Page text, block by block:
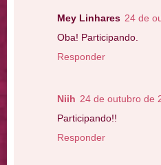
Mey Linhares 24 de
Oba! Participando.
Responder
Niih 24 de outubro de
Participando!!
Responder